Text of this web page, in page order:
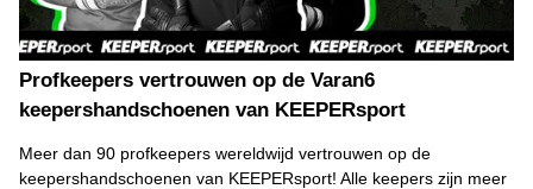
Profkeepers vertrouwen op de Varan6
keepershandschoenen van KEEPERsport
Meer dan 90 profkeepers wereldwijd vertrouwen op de
keepershandschoenen van KEEPERsport! Alle keepers zijn meer